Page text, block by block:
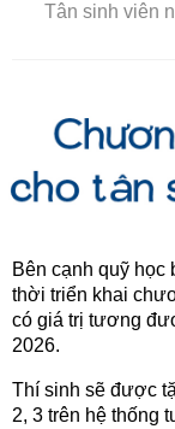
Tân sinh viên
Bên cạnh quỹ
thời triển khai
có giá trị tương
2026.
Thí sinh sẽ được
2, 3 trên hệ thống